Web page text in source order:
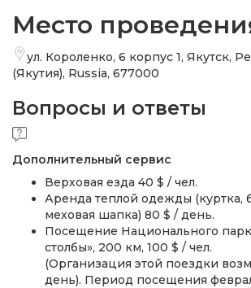
Место
ул. Короленко, 6 корпус 1, Якутск,
(Якутия), Russia, 677000
Вопросы и ответы
Дополнительный сервис
Верховая езда 40 $ / чел.
Аренда теплой одежды (куртка,
меховая шапка) 80 $ / день.
Посещение Национального
столбы», 200 км, 100 $ / чел.
(Организация этой поездки
день). Период посещения